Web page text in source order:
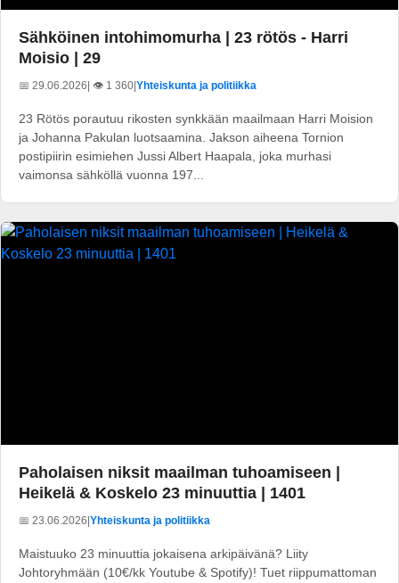
Sähköinen intohimomurha | 23 rötös - Harri
Moisio | 29
📅 29.06.2026| 👁️ 1 360|Yhteiskunta ja politiikka
23 Rötös porautuu rikosten synkkään maailmaan Harri Moision
ja Johanna Pakulan luotsaamina. Jakson aiheena Tornion
postipiirin esimiehen Jussi Albert Haapala, joka murhasi
vaimonsa sähköllä vuonna 197...
Paholaisen niksit maailman tuhoamiseen |
Heikelä & Koskelo 23 minuuttia | 1401
📅 23.06.2026 Yhteiskunta ja politiikka
Maistuuko 23 minuuttia jokaisena arkipäivänä? Liity
Johtoryhmään (10€/kk Youtube & Spotify)! Tuet riippumattoman